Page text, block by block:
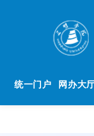
统一门户 网办大